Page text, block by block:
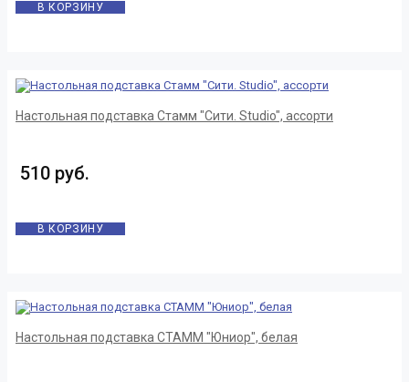
В КОРЗИНУ
Настольная подставка Стамм "Сити. Studio", ассорти
510 руб.
В КОРЗИНУ
Настольная подставка СТАММ "Юниор", белая